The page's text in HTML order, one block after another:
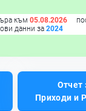
към 05.08.2026
данни за 2024
Отчет
Приходи и